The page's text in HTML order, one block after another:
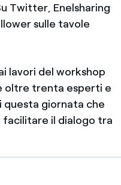
Twitter, Enelsharing
sulle tavole
lavori del workshop
oltre trenta esperti e
giornata che
il dialogo tra